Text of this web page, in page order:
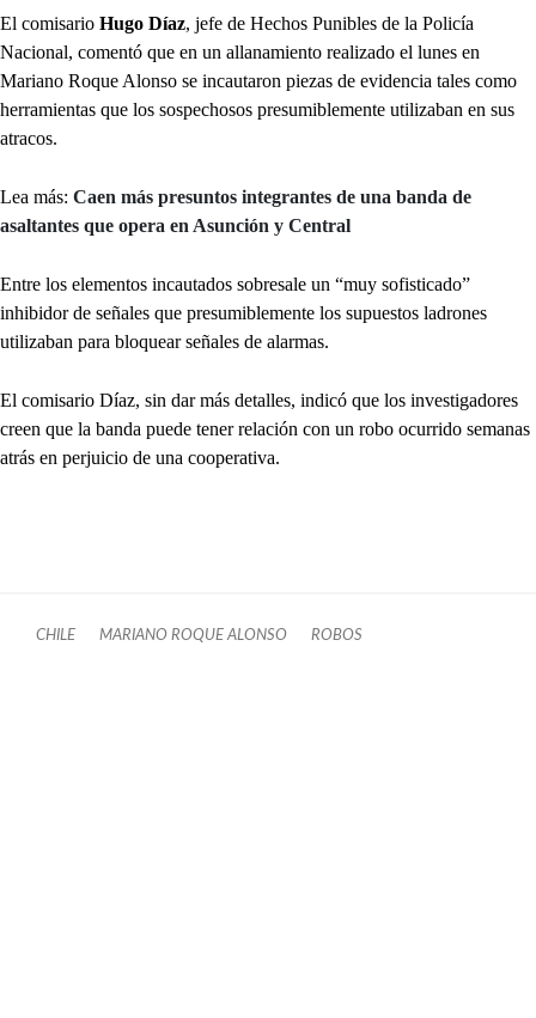
El comisario Hugo Díaz, jefe de Hechos Punibles de la Policía
Nacional, comentó que en un allanamiento realizado el lunes en
Mariano Roque Alonso se incautaron piezas de evidencia tales como
herramientas que los sospechosos presumiblemente utilizaban en sus
atracos.
Lea más: Caen más presuntos integrantes de una banda de
asaltantes que opera en Asunción y Central
Entre los elementos incautados sobresale un “muy sofisticado”
inhibidor de señales que presumiblemente los supuestos ladrones
utilizaban para bloquear señales de alarmas.
El comisario Díaz, sin dar más detalles, indicó que los investigadores
creen que la banda puede tener relación con un robo ocurrido semanas
atrás en perjuicio de una cooperativa.
CHILE MARIANO ROQUE ALONSO ROBOS